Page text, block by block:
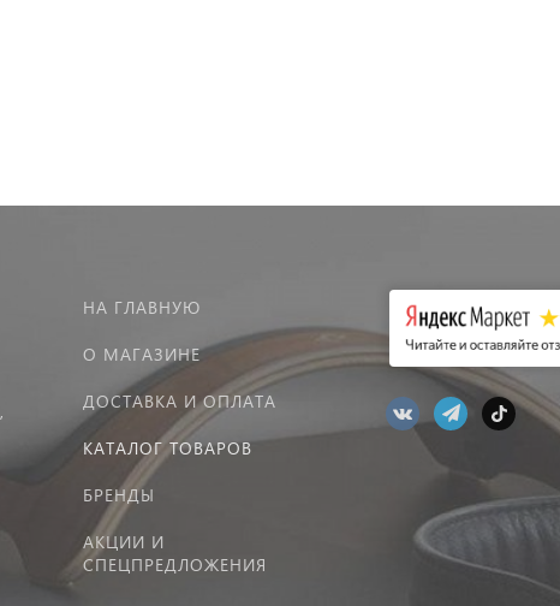
НА ГЛАВНУЮ
О МАГАЗИНЕ
ДОСТАВКА И ОПЛАТА
КАТАЛОГ ТОВАРОВ
БРЕНДЫ
АКЦИИ И
СПЕЦПРЕДЛОЖЕНИЯ